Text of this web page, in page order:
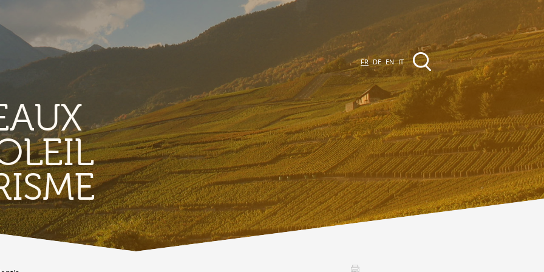
TERROIR &
PATRIMOINE
Vignoble & parcours viticoles
Produits et magasins du terroir
Bourg de Conthey
Eglises & chapelles
Vestiges gallo-romains d'Ardon
EVÈNEMENTS &
ACTIVITÉS
Activités dans la région
Promenades
Agenda des Manifestations
FR DE EN IT